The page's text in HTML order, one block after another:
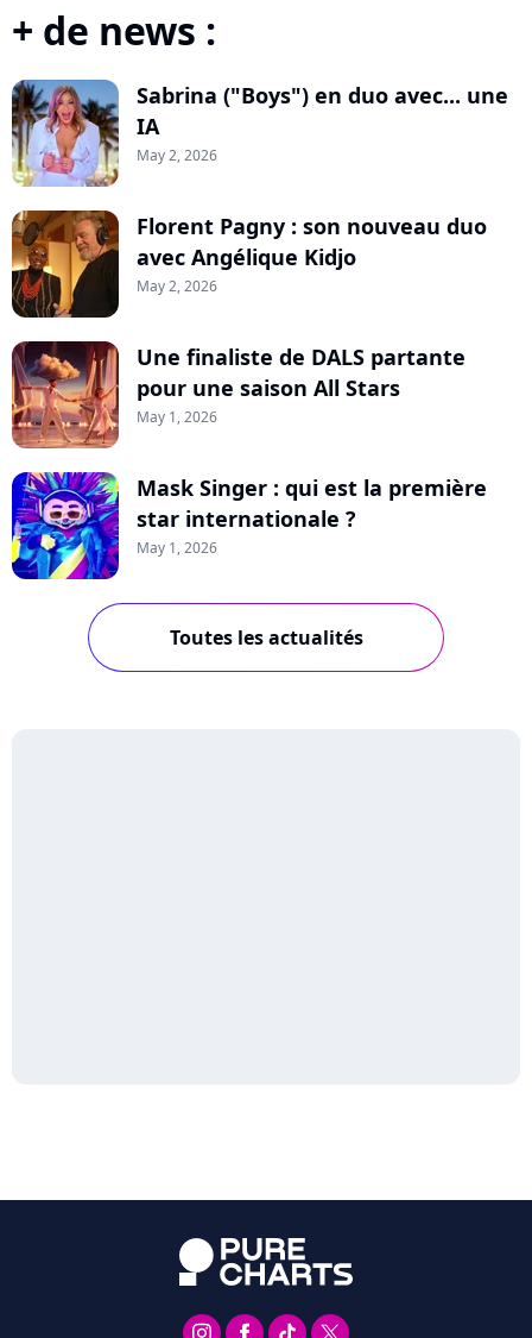
+ de news :
Sabrina ("Boys") en duo avec... une
IA
May 2, 2026
Florent Pagny : son nouveau duo
avec Angélique Kidjo
May 2, 2026
Une finaliste de DALS partante
pour une saison All Stars
May 1, 2026
Mask Singer : qui est la première
star internationale ?
May 1, 2026
Toutes les actualités